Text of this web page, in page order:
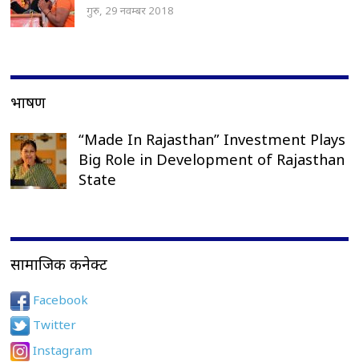
गुरु, 29 नवम्बर 2018
भाषण
“Made In Rajasthan” Investment Plays
Big Role in Development of Rajasthan
State
सामाजिक कनेक्ट
Facebook
Twitter
Instagram